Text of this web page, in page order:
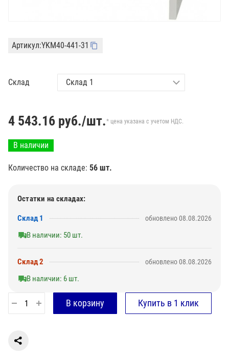
Артикул:YKM40-441-31
Склад
4 543.16 руб./шт.* цена указана с учетом НДС.
В наличии
Количество на складе: 56 шт.
Остатки на складах:
Склад 1 обновлено 08.08.2026
В наличии: 50 шт.
Склад 2 обновлено 08.08.2026
В наличии: 6 шт.